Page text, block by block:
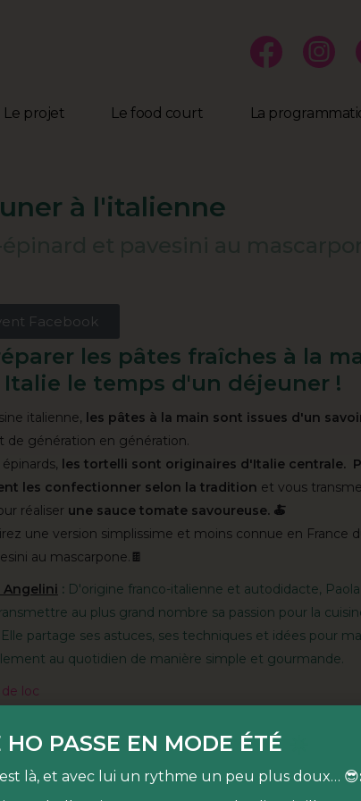
Le projet Le food court La
à l'italienne
Facebook
les pâtes fraîches à la
Italie le temps d'un déjeuner !
italienne, les pâtes à la main sont issues d'un
de génération en génération.
les tortelli sont originaires d'Italie centrale.
les confectionner selon la tradition et vous
réaliser une sauce tomate savoureuse. 🍝
une version simplissime et moins connue en France
au mascarpone.🍫
Angelini : D'origine franco-italienne et autodidacte,
au plus grand nombre sa passion pour la
partage ses astuces, ses techniques et idées pour
au quotidien de manière simple et gourmande.
loc
?
à l’alimentation durable & joyeuse
, niché au cœur
PASSE EN MODE ÉTÉ
est là, et avec lui un rythme un peu plus doux… 😎: